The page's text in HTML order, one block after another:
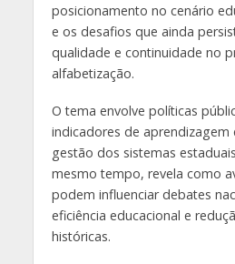
posicionamento no cenário
e os desafios que ainda
qualidade e continuidade no
alfabetização.
O tema envolve políticas
indicadores de aprendizagem
gestão dos sistemas
mesmo tempo, revela como
podem influenciar debates
eficiência educacional e
históricas.